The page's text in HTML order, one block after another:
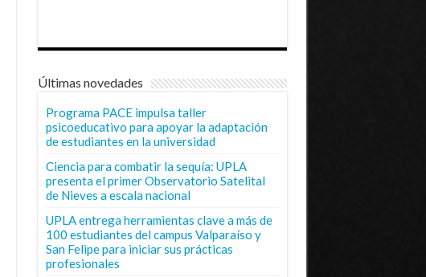
Últimas novedades
Programa PACE impulsa taller
psicoeducativo para apoyar la adaptación
de estudiantes en la universidad
Ciencia para combatir la sequía: UPLA
presenta el primer Observatorio Satelital
de Nieves a escala nacional
UPLA entrega herramientas clave a más de
100 estudiantes del campus Valparaíso y
San Felipe para iniciar sus prácticas
profesionales